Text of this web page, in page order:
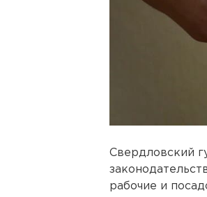
Свердловский
рабочие и